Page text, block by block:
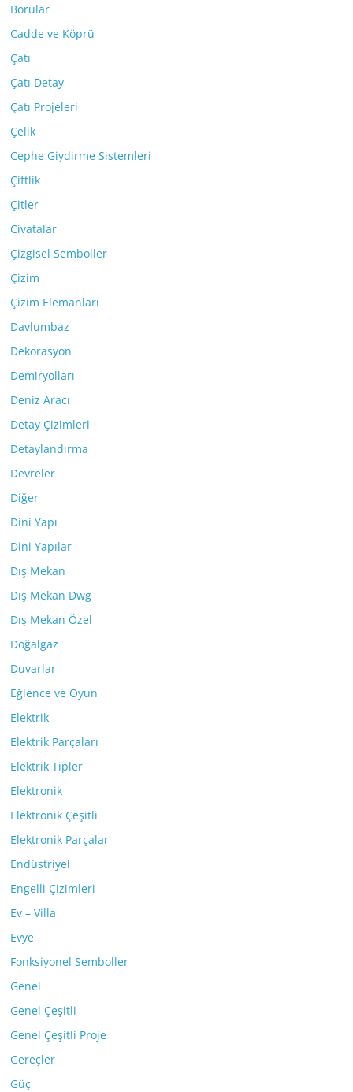
Borular
Cadde ve Köprü
Çatı
Çatı Detay
Çatı Projeleri
Çelik
Cephe Giydirme Sistemleri
Çiftlik
Çitler
Civatalar
Çizgisel Semboller
Çizim
Çizim Elemanları
Davlumbaz
Dekorasyon
Demiryolları
Deniz Aracı
Detay Çizimleri
Detaylandırma
Devreler
Diğer
Dini Yapı
Dini Yapılar
Dış Mekan
Dış Mekan Dwg
Dış Mekan Özel
Doğalgaz
Duvarlar
Eğlence ve Oyun
Elektrik
Elektrik Parçaları
Elektrik Tipler
Elektronik
Elektronik Çeşitli
Elektronik Parçalar
Endüstriyel
Engelli Çizimleri
Ev – Villa
Evye
Fonksiyonel Semboller
Genel
Genel Çeşitli
Genel Çeşitli Proje
Gereçler
Güç